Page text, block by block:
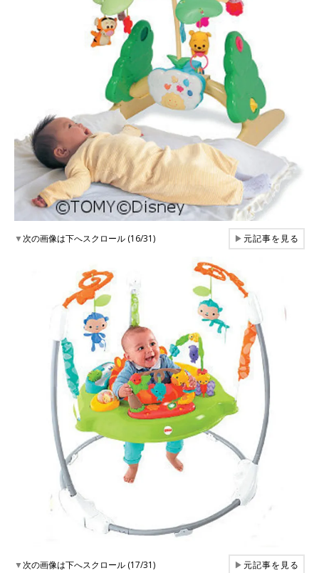
▼次の画像は下へスクロール (16/31) ▶元記事を見る
▼次の画像は下へスクロール (17/31) ▶元記事を見る